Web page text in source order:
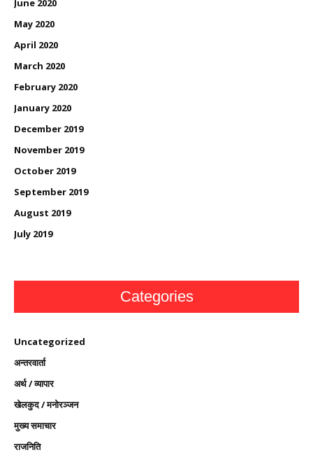
June 2020
May 2020
April 2020
March 2020
February 2020
January 2020
December 2019
November 2019
October 2019
September 2019
August 2019
July 2019
Categories
Uncategorized
अन्तरवार्ता
अर्थ / व्यापार
खेलकुद / मनोरञ्जन
मुख्य समाचार
राजनिति